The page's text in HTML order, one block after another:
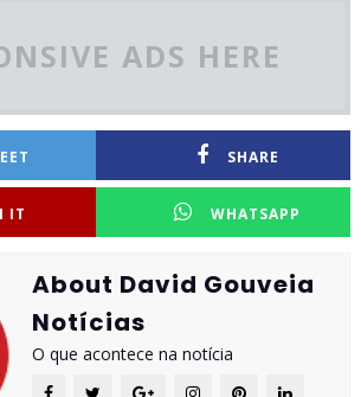
ADS HERE
SHARE
IT WHATSAPP
About David Gouveia
Notícias
O que acontece na notícia